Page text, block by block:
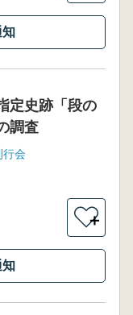
知
定史跡「段の
調査
行会
＋
知